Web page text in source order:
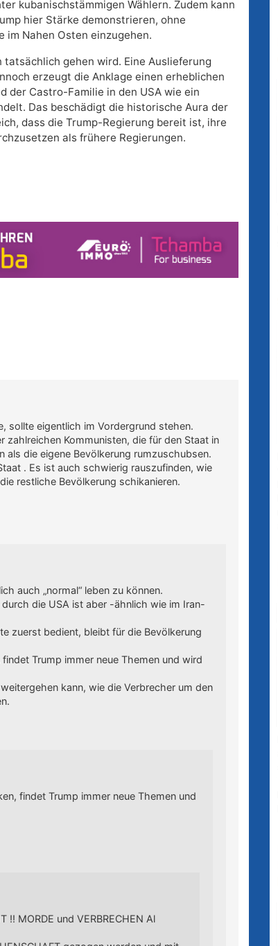
kubanischstämmigen Wählern. Zudem kann
hier Stärke demonstrieren, ohne
Nahen Osten einzugehen.
gehen wird. Eine Auslieferung
erzeugt die Anklage einen erheblichen
der Castro-Familie in den USA wie ein
Das beschädigt die historische Aura der
dass die Trump-Regierung bereit ist, ihre
als frühere Regierungen.
sollte eigentlich im Vordergrund stehen.
Kommunisten, die für den Staat in
als die eigene Bevölkerung rumzuschubsen.
. Es ist auch schwierig rauszufinden, wie
restliche Bevölkerung schikanieren.
auch „normal“ leben zu können.
die USA ist aber -ähnlich wie im Iran-
zuerst bedient, bleibt für die Bevölkerung
Trump immer neue Themen und wird
kann, wie die Verbrecher um den
findet Trump immer neue Themen und
!! MORDE und VERBRECHEN Al